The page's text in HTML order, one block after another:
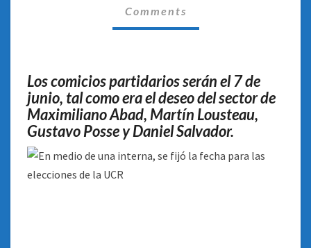
FIJÓ
ELECCIONES
DE
LA
UCR
Comments
Los comicios partidarios serán el 7 de
junio, tal como era el deseo del sector de
Maximiliano Abad, Martín Lousteau,
Gustavo Posse y Daniel Salvador.